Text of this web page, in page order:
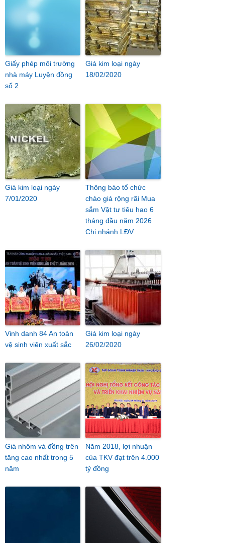
Giấy phép môi trường
nhà máy Luyện đồng
số 2
Giá kim loại ngày
18/02/2020
Giá kim loại ngày
7/01/2020
Thông báo tổ chức
chào giá rộng rãi Mua
sắm Vật tư tiêu hao 6
tháng đầu năm 2026
Chi nhánh LĐV
Vinh danh 84 An toàn
vệ sinh viên xuất sắc
Giá kim loại ngày
26/02/2020
Giá nhôm và đồng trên
tăng cao nhất trong 5
năm
Năm 2018, lợi nhuận
của TKV đạt trên 4.000
tỷ đồng